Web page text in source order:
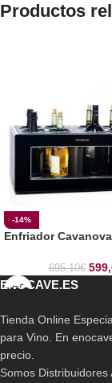
Productos
-14%
Enfriador
695,10€
ENOCAVE.ES
Tienda Online
para Vino. En
precio.
Somos